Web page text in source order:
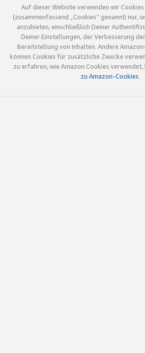
Auf dieser Website verwenden wir
(zusammenfassend „Cookies“ genannt) nur,
anzubieten, einschließlich Deiner
Deiner Einstellungen, der Verbesserung
Bereitstellung von Inhalten. Andere
können Cookies für zusätzliche Zwecke
zu erfahren, wie Amazon Cookies
zu Amazon-Cookies.